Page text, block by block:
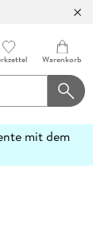
Warenkorb
mit dem